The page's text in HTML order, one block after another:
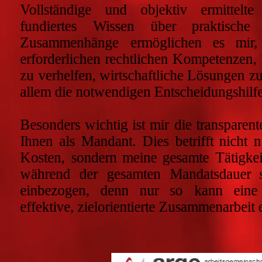
Vollständige und objektiv ermittelte
fundiertes Wissen über praktische
Zusammenhänge ermöglichen es
erforderlichen rechtlichen
zu verhelfen, wirtschaftliche Lösungen
allem die notwendigen
Besonders wichtig ist mir die
Ihnen als Mandant. Dies betrifft nicht
Kosten, sondern meine gesamte
während der gesamten Mandatsdauer
einbezogen, denn nur so kann eine
effektive, zielorientierte Zusammenarbeit